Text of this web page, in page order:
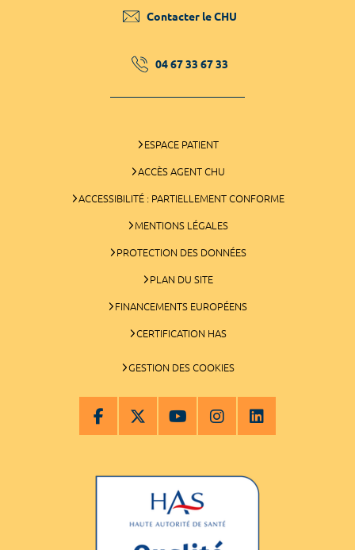
Contacter le CHU
04 67 33 67 33
ESPACE PATIENT
ACCÈS AGENT CHU
ACCESSIBILITÉ : PARTIELLEMENT CONFORME
MENTIONS LÉGALES
PROTECTION DES DONNÉES
PLAN DU SITE
FINANCEMENTS EUROPÉENS
CERTIFICATION HAS
GESTION DES COOKIES